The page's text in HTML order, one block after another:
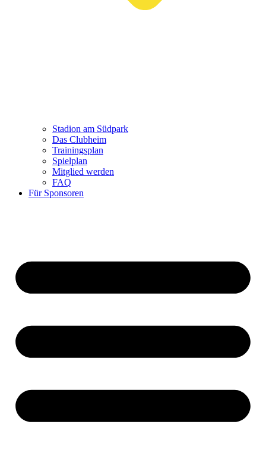
Stadion am Südpark
Das Clubheim
Trainingsplan
Spielplan
Mitglied werden
FAQ
Für Sponsoren